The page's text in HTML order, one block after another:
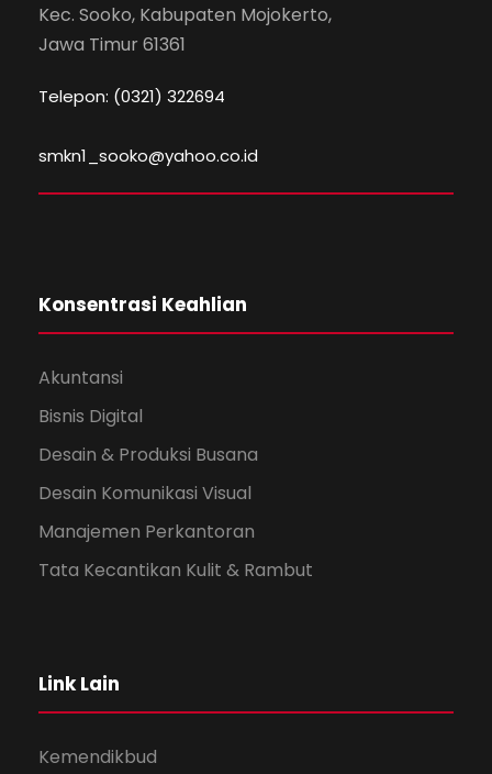
Kec. Sooko, Kabupaten Mojokerto,
Jawa Timur 61361
Telepon: (0321) 322694
smkn1_sooko@yahoo.co.id
Konsentrasi Keahlian
Akuntansi
Bisnis Digital
Desain & Produksi Busana
Desain Komunikasi Visual
Manajemen Perkantoran
Tata Kecantikan Kulit & Rambut
Link Lain
Kemendikbud